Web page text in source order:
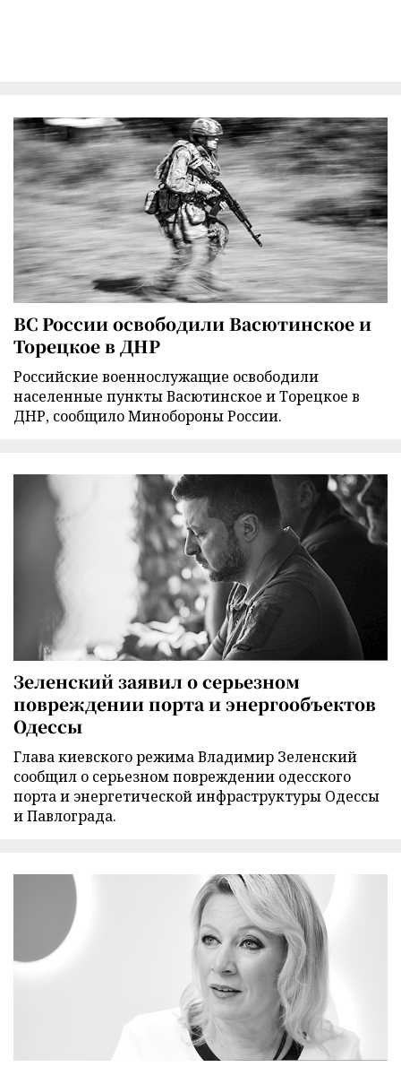
ВС России освободили Васютинское и
Торецкое в ДНР
Российские военнослужащие освободили
населенные пункты Васютинское и Торецкое в
ДНР, сообщило Минобороны России.
Зеленский заявил о серьезном
повреждении порта и энергообъектов
Одессы
Глава киевского режима Владимир Зеленский
сообщил о серьезном повреждении одесского
порта и энергетической инфраструктуры Одессы
и Павлограда.